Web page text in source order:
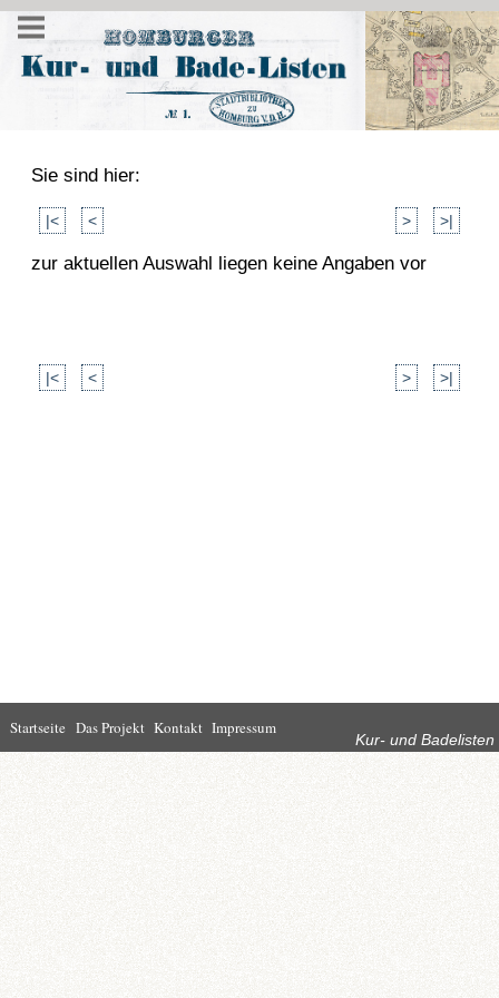
Sie sind hier:
|< < > >|
zur aktuellen Auswahl liegen keine Angaben vor
|< < > >|
Startseite
Leben in Bad
Homburg
Rathaus
Kultur Wirtschaft
Kur und
Tourismus
Kur- und Badelisten
Startseite Das Projekt Kontakt Impressum